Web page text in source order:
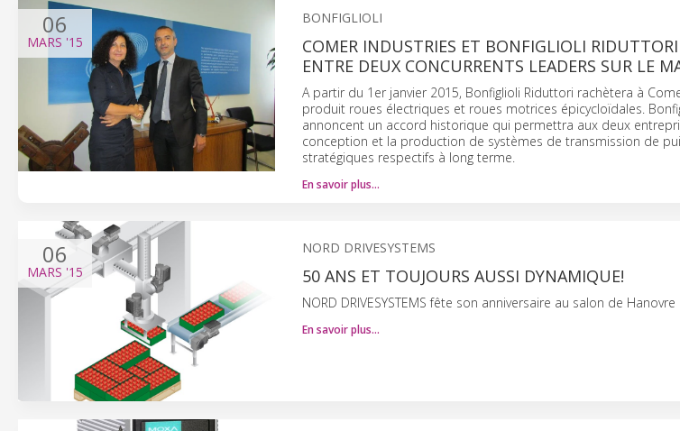
06
MARS '15
BONFIGLIOLI
COMER INDUSTRIES ET BONFIGLIOLI
ENTRE DEUX CONCURRENTS LEADERS SUR LE
A partir du 1er janvier 2015, Bonfiglioli Riduttori rachètera à
produit roues électriques et roues motrices épicycloïdales.
annoncent un accord historique qui permettra aux deux
conception et la production de systèmes de transmission de
stratégiques respectifs à long terme.
En savoir plus…
06
MARS '15
NORD DRIVESYSTEMS
50 ANS ET TOUJOURS AUSSI DYNAMIQUE!
NORD DRIVESYSTEMS fête son anniversaire au salon de Hanovre
En savoir plus…